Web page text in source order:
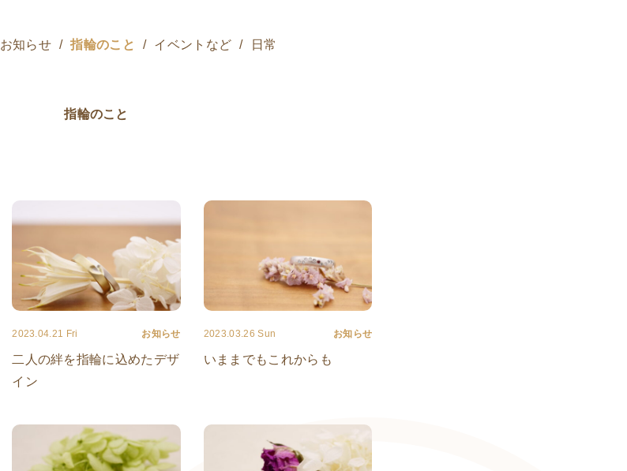
お知らせ 指輪のこと イベントなど 日常
指輪のこと
2023.04.21 Fri お知らせ
二人の絆を指輪に込めたデザ
イン
2023.03.26 Sun お知らせ
いままでもこれからも